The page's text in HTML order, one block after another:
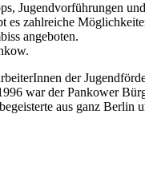
Jugendvorführungen
zahlreiche
angeboten.
der
war der Pankower
aus ganz